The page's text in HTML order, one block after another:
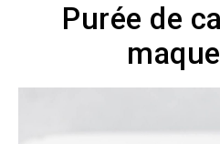
Purée de